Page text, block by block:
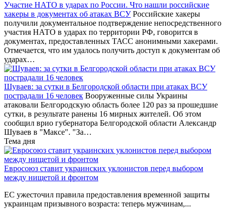
Участие НАТО в ударах по России. Что нашли российские
хакеры в документах об атаках ВСУРоссийские хакеры
получили документальное подтверждение непосредственного
участия НАТО в ударах по территории РФ, говорится в
документах, предоставленных ТАСС анонимными хакерами.
Отмечается, что им удалось получить доступ к документам об
ударах…
Шуваев: за сутки в Белгородской области при атаках ВСУ
пострадали 16 человек Вооруженные силы Украины
атаковали Белгородскую область более 120 раз за прошедшие
сутки, в результате ранены 16 мирных жителей. Об этом
сообщил врио губернатора Белгородской области Александр
Шуваев в "Максе". "За…
Тема дня
Евросоюз ставит украинских уклонистов перед выбором
между нищетой и фронтом
ЕС ужесточил правила предоставления временной защиты
украинцам призывного возраста: теперь мужчинам,...